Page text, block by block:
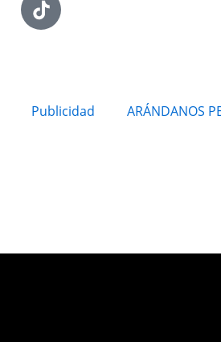
Publicidad ARÁNDANOS